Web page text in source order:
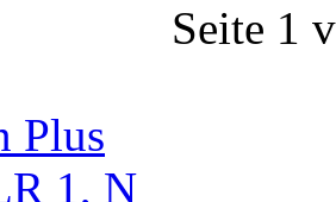
Seite 1